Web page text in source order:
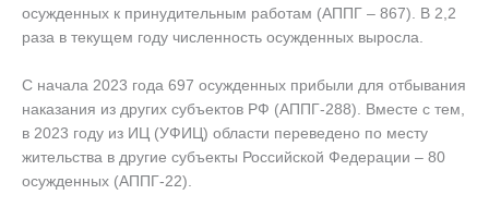
осужденных к принудительным работам (АППГ – 867). В 2,2
раза в текущем году численность осужденных выросла.
С начала 2023 года 697 осужденных прибыли для отбывания
наказания из других субъектов РФ (АППГ-288). Вместе с тем,
в 2023 году из ИЦ (УФИЦ) области переведено по месту
жительства в другие субъекты Российской Федерации – 80
осужденных (АППГ-22).